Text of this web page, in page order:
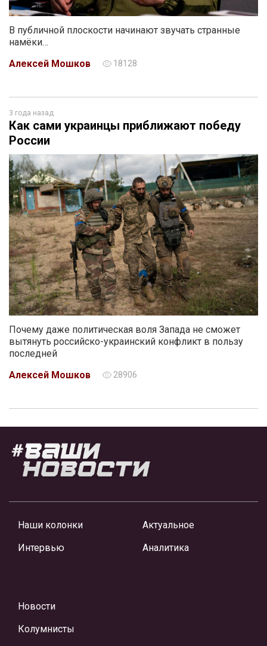
В публичной плоскости начинают звучать странные
намёки…
Алексей Мошков
18128
3 года назад
Как сами украинцы приближают победу
России
Почему даже политическая воля Запада не сможет
вытянуть российско-украинский конфликт в пользу
последней
Алексей Мошков
28906
Наши колонки
Интервью
Актуальное
Аналитика
Новости
Колумнисты